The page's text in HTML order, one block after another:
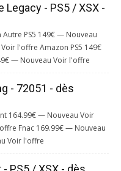
Legacy - PS5 / XSX -
Autre PS5 149€ — Nouveau
l'offre Amazon PS5 149€
— Nouveau Voir l'offre
- 72051 - dès
164.99€ — Nouveau Voir
Fnac 169.99€ — Nouveau
Voir l'offre